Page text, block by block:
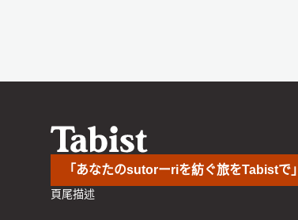
「あなたのsutorーriを紡ぐ旅をTabistで」
頁尾描述